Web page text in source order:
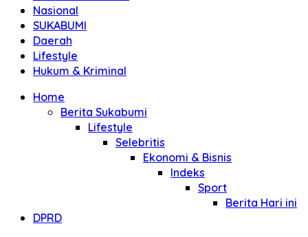
Nasional
SUKABUMI
Daerah
Lifestyle
Hukum & Kriminal
Home
Berita Sukabumi
Lifestyle
Selebritis
Ekonomi & Bisnis
Indeks
Sport
Berita Hari ini
DPRD